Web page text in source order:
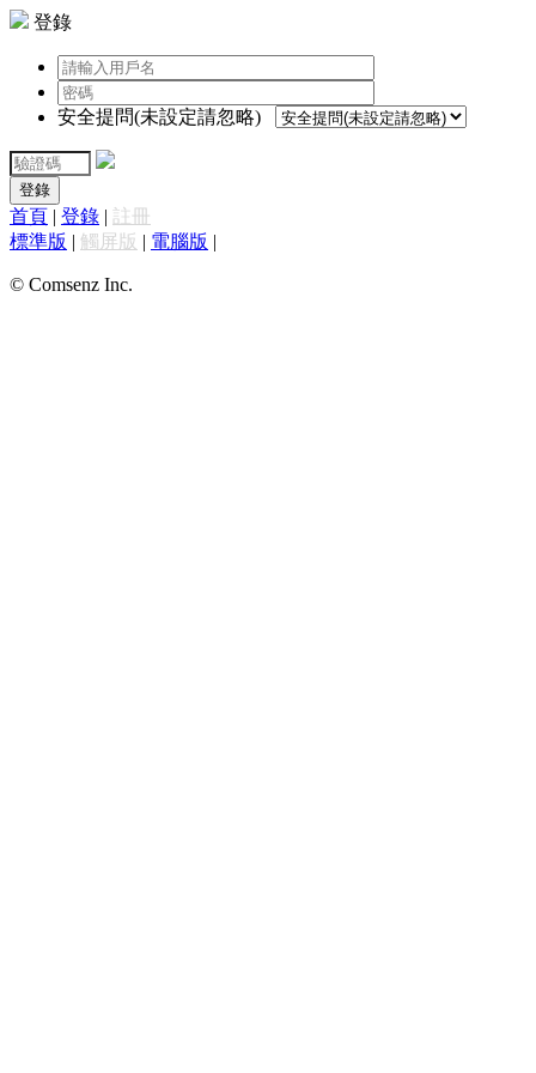
登錄
安全提問(未設定請忽略)
登錄
首頁 | 登錄 | 註冊
標準版 | 觸屏版 | 電腦版 |
© Comsenz Inc.